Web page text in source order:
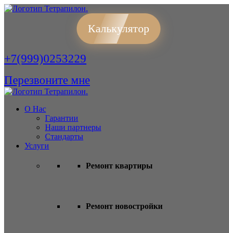
Калькулятор
+7(999)0253229
Перезвоните мне
О Нас
Гарантии
Наши партнеры
Стандарты
Услуги
Ремонт квартиры
Ремонт новостройки